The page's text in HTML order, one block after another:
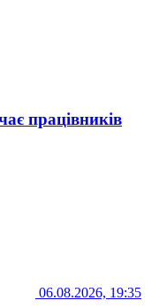
працівників
06.08.2026, 19:35